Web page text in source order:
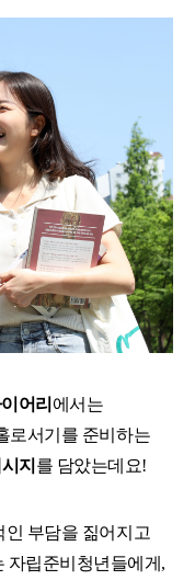
어리 에서는
로서기를 준비하는
지 를 담았는데요!
인 부담을 짊어지고
자립준비청년들에게,